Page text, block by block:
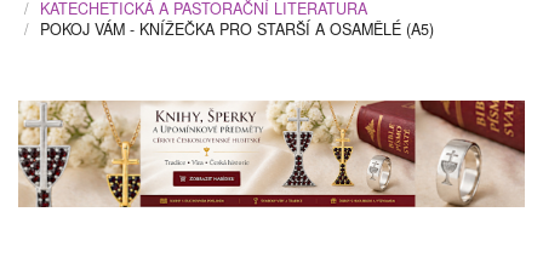
KATECHETICKÁ A PASTORAČNÍ LITERATURA
POKOJ VÁM - KNÍŽEČKA PRO STARŠÍ A OSAMĚLÉ (A5)